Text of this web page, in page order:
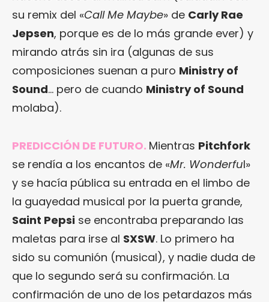
su remix del «Call Me Maybe» de Carly Rae
Jepsen, porque es de lo más grande ever) y
mirando atrás sin ira (algunas de sus
composiciones suenan a puro Ministry of
Sound… pero de cuando Ministry of Sound
molaba).
PREDICCIÓN DE FUTURO. Mientras Pitchfork
se rendía a los encantos de «Mr. Wonderful»
y se hacía pública su entrada en el limbo de
la guayedad musical por la puerta grande,
Saint Pepsi se encontraba preparando las
maletas para irse al SXSW. Lo primero ha
sido su comunión (musical), y nadie duda de
que lo segundo será su confirmación. La
confirmación de uno de los petardazos más